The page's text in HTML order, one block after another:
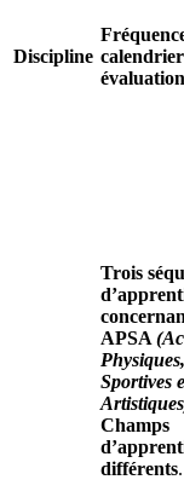
Discipline
Trois
APSA
Physiques,
Sportives
Champs
différents.